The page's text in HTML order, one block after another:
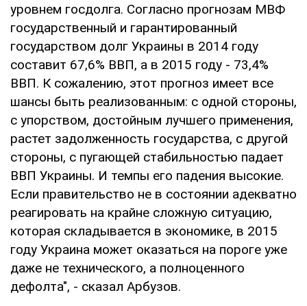
уровнем госдолга. Согласно прогнозам МВФ
государственный и гарантированный
государством долг Украины в 2014 году
составит 67,6% ВВП, а в 2015 году - 73,4%
ВВП. К сожалению, этот прогноз имеет все
шансы быть реализованным: с одной стороны,
с упорством, достойным лучшего применения,
растет задолженность государства, с другой
стороны, с пугающей стабильностью падает
ВВП Украины. И темпы его падения высокие.
Если правительство не в состоянии адекватно
реагировать на крайне сложную ситуацию,
которая складывается в экономике, в 2015
году Украина может оказаться на пороге уже
даже не технического, а полноценного
дефолта", - сказал Арбузов.